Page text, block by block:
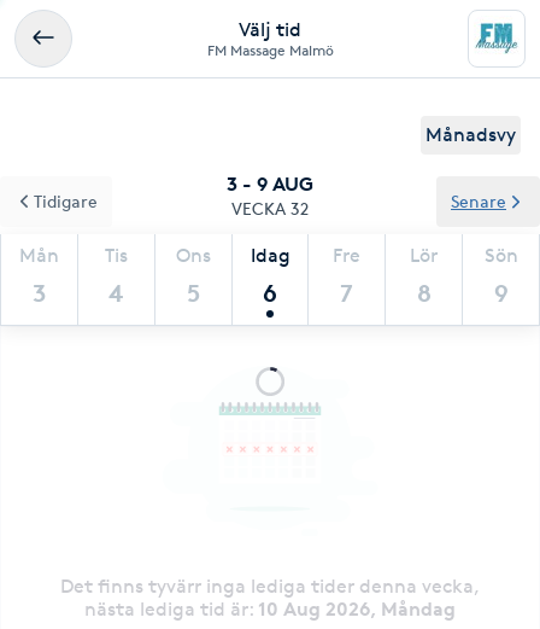
Välj tid
FM Massage Malmö
Månadsvy
3 - 9 AUG
VECKA 32
Mån
3
Tis
4
Ons
5
Idag
6
Fre
7
Lör
8
Sön
9
Tidigare Senare
Det finns tyvärr inga lediga tider denna vecka,
nästa lediga tid är: 10 Aug 2026, Måndag